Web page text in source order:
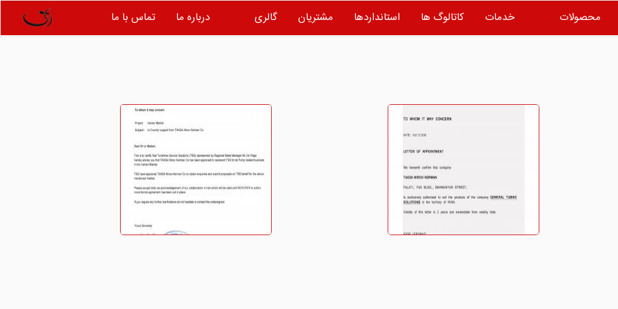
محصولات خدمات کاتالوگ ها استانداردها مشتریان گالری درباره ما تماس با ما